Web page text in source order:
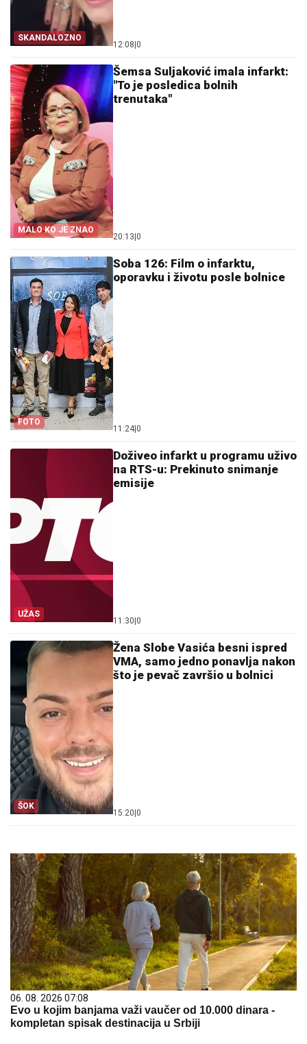
SKANDALOZNO
12:08 0
MALO KO JE ZNAO
Šemsa Suljaković imala infarkt:
"To je posledica bolnih
trenutaka"
20:13 0
FOTO
Soba 126: Film o infarktu,
oporavku i životu posle bolnice
11:24 0
UŽAS
Doživeo infarkt u programu uživo
na RTS-u: Prekinuto snimanje
emisije
11:30 0
ŠOK
Žena Slobe Vasića besni ispred
VMA, samo jedno ponavlja nakon
što je pevač završio u bolnici
15:20 0
06. 08. 2026 07:08
Evo u kojim banjama važi vaučer od 10.000 dinara -
kompletan spisak destinacija u Srbiji